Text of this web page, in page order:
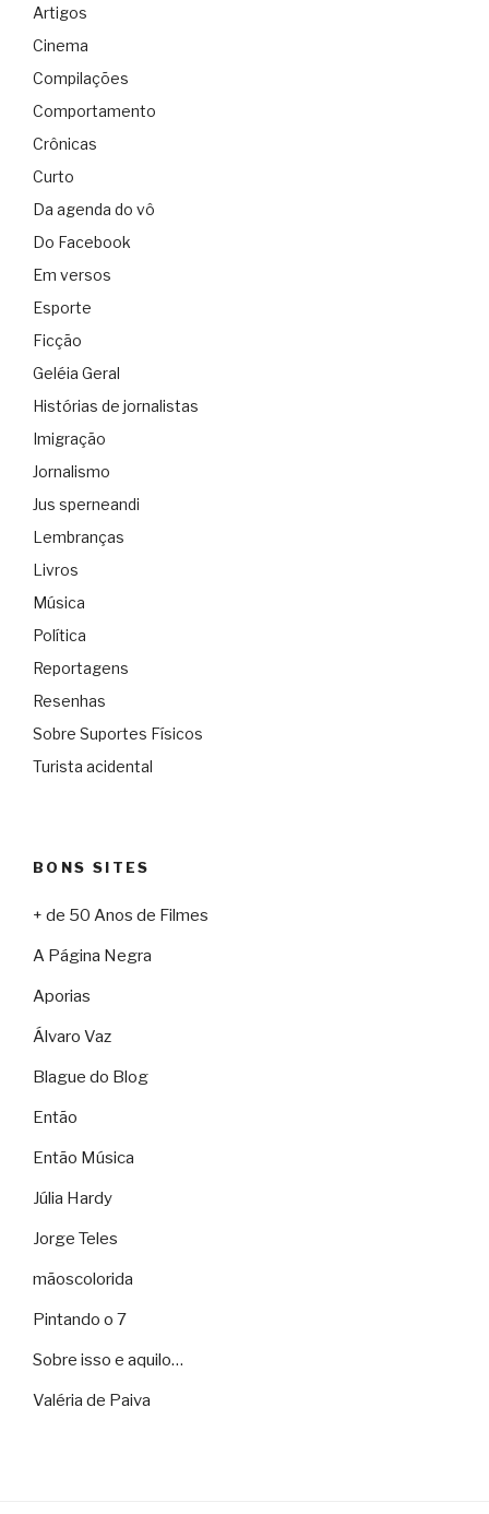
Artigos
Cinema
Compilações
Comportamento
Crônicas
Curto
Da agenda do vô
Do Facebook
Em versos
Esporte
Ficção
Geléia Geral
Histórias de jornalistas
Imigração
Jornalismo
Jus sperneandi
Lembranças
Livros
Música
Política
Reportagens
Resenhas
Sobre Suportes Físicos
Turista acidental
BONS SITES
+ de 50 Anos de Filmes
A Página Negra
Aporias
Álvaro Vaz
Blague do Blog
Então
Então Música
Júlia Hardy
Jorge Teles
mãoscolorida
Pintando o 7
Sobre isso e aquilo…
Valéria de Paiva